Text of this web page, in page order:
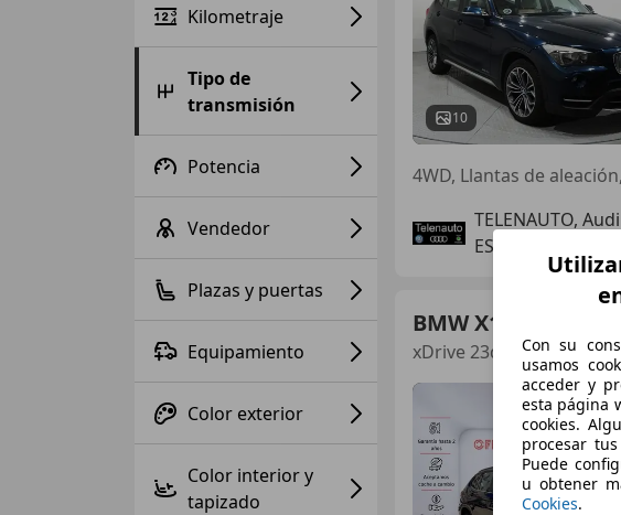
Kilometraje
Tipo de
transmisión
Potencia
Vendedor
Plazas y puertas
Equipamiento
Color exterior
Color interior y
tapizado
10
TELENAUTO,
ES-24700 ASTORGA
BMW X1
xDrive 23d
Con su
usamos
acceder y
esta página
cookies.
procesar
Puede
u obtener
Cookies.